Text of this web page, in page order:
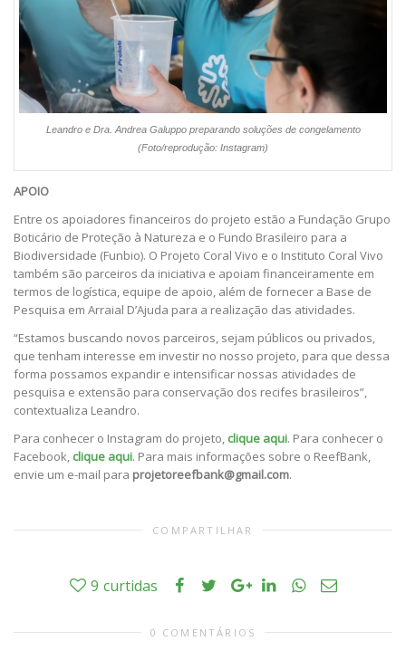
Leandro e Dra. Andrea Galuppo preparando soluções de congelamento
(Foto/reprodução: Instagram)
APOIO
Entre os apoiadores financeiros do projeto estão a Fundação Grupo
Boticário de Proteção à Natureza e o Fundo Brasileiro para a
Biodiversidade (Funbio). O Projeto Coral Vivo e o Instituto Coral Vivo
também são parceiros da iniciativa e apoiam financeiramente em
termos de logística, equipe de apoio, além de fornecer a Base de
Pesquisa em Arraial D’Ajuda para a realização das atividades.
“Estamos buscando novos parceiros, sejam públicos ou privados,
que tenham interesse em investir no nosso projeto, para que dessa
forma possamos expandir e intensificar nossas atividades de
pesquisa e extensão para conservação dos recifes brasileiros”,
contextualiza Leandro.
Para conhecer o Instagram do projeto, clique aqui. Para conhecer o
Facebook, clique aqui. Para mais informações sobre o ReefBank,
envie um e-mail para projetoreefbank@gmail.com.
COMPARTILHAR
9 curtidas
0 COMENTÁRIOS